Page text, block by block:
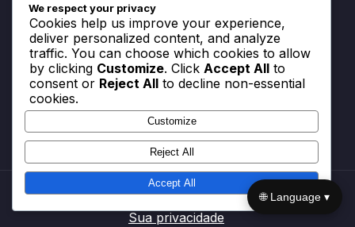
hub-1
hub-2
hub-3
Sua privacidade
We respect your privacy
Cookies help us improve your experience,
deliver personalized content, and analyze
traffic. You can choose which cookies to allow
by clicking Customize. Click Accept All to
consent or Reject All to decline non-essential
cookies.
Customize
Reject All
Accept All
🌐 Language ▾